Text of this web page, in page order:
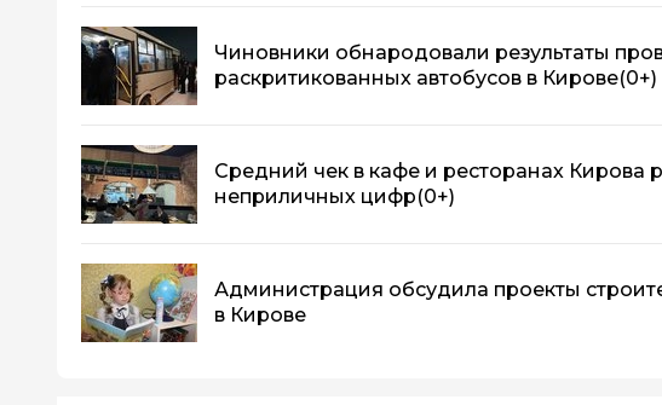
Чиновники обнародовали результаты
раскритикованных автобусов в Кирове(0+)
Средний чек в кафе и ресторанах Кирова
неприличных цифр(0+)
Администрация обсудила проекты
в Кирове